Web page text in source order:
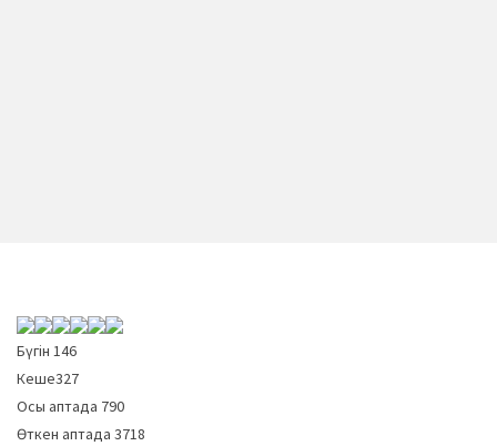
Бүгін 146
Кеше327
Осы аптада 790
Өткен аптада 3718